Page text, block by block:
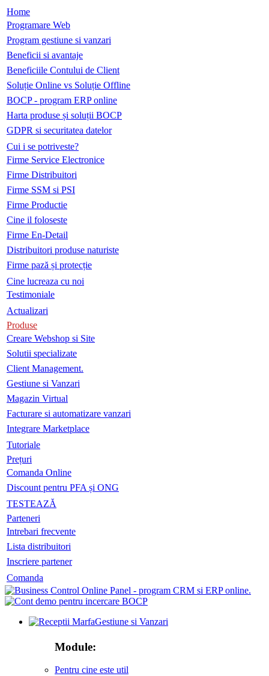
Home
Programare Web
Program gestiune si vanzari
Beneficii si avantaje
Beneficiile Contului de Client
Soluție Online vs Soluție Offline
BOCP - program ERP online
Harta produse și soluții BOCP
GDPR si securitatea datelor
Cui i se potriveste?
Firme Service Electronice
Firme Distribuitori
Firme SSM si PSI
Firme Productie
Cine il foloseste
Firme En-Detail
Distribuitori produse naturiste
Firme pază și protecție
Cine lucreaza cu noi
Testimoniale
Actualizari
Produse
Creare Webshop si Site
Solutii specializate
Client Management.
Gestiune si Vanzari
Magazin Virtual
Facturare si automatizare vanzari
Integrare Marketplace
Tutoriale
Prețuri
Comanda Online
Discount pentru PFA și ONG
TESTEAZĂ
Parteneri
Intrebari frecvente
Lista distribuitori
Inscriere partener
Comanda
Gestiune si Vanzari
Module:
Pentru cine este util